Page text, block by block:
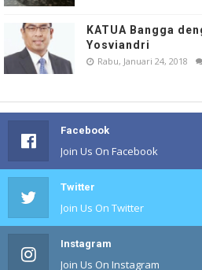
KATUA Bangga
Yosviandri
Rabu, Januari 24, 2018
Facebook
Join Us On Facebook
Twitter
Join Us On Twitter
Instagram
Join Us On Instagram